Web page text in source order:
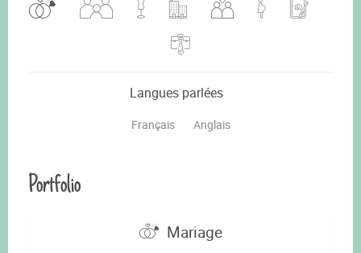
Langues parlées
Français Anglais
Portfolio
Mariage